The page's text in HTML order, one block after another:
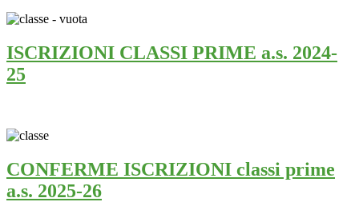
ISCRIZIONI CLASSI PRIME a.s. 2024-
25
CONFERME ISCRIZIONI classi prime
a.s. 2025-26